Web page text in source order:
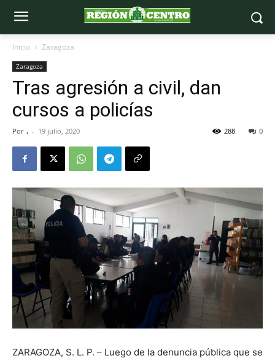
Inicio Zaragoza
Zaragoza
Tras agresión a civil, dan
cursos a policías
Por . - 19 julio, 2020 0
288
ZARAGOZA, S. L. P. – Luego de la denuncia pública que se